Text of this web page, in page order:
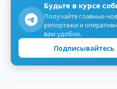
Будьте в курсе
Получайте главные
репортажи и
вам удобно.